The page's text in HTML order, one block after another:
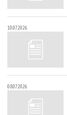
10.07.2026
08.07.2026